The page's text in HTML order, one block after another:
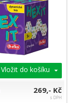
Vložit do košíku
269,- Kč
s DPH